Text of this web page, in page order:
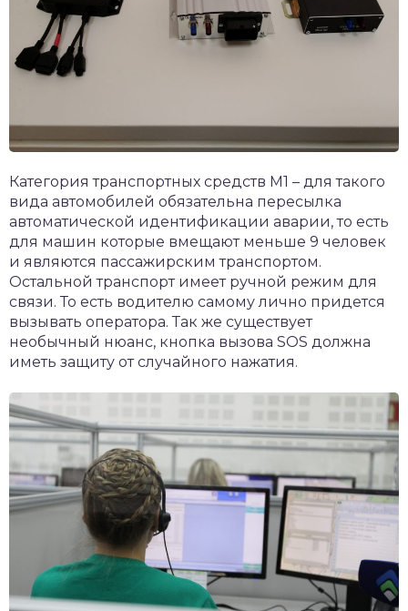
Категория транспортных средств М1 – для такого
вида автомобилей обязательна пересылка
автоматической идентификации аварии, то есть
для машин которые вмещают меньше 9 человек
и являются пассажирским транспортом.
Остальной транспорт имеет ручной режим для
связи. То есть водителю самому лично придется
вызывать оператора. Так же существует
необычный нюанс, кнопка вызова SOS должна
иметь защиту от случайного нажатия.